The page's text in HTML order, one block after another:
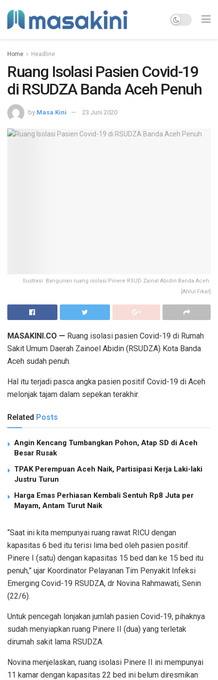
Home Headline
Ruang Isolasi Pasien Covid-19
di RSUDZA Banda Aceh Penuh
by Masa Kini 23 Juni 2020
Ilustrasi: Bangunan ruang isolasi Pinere RSUD Zainal Abidin Banda Aceh.
[Ahlul Fikar]
MASAKINI.CO — Ruang isolasi pasien Covid-19 di Rumah
Sakit Umum Daerah Zainoel Abidin (RSUDZA) Kota Banda
Aceh sudah penuh.
Hal itu terjadi pasca angka pasien positif Covid-19 di Aceh
melonjak tajam dalam sepekan terakhir.
Related Posts
Angin Kencang Tumbangkan Pohon, Atap SD di Aceh
Besar Rusak
TPAK Perempuan Aceh Naik, Partisipasi Kerja Laki-laki
Justru Turun
Harga Emas Perhiasan Kembali Sentuh Rp8 Juta per
Mayam, Antam Turut Naik
“Saat ini kita mempunyai ruang rawat RICU dengan
kapasitas 6 bed itu terisi lima bed oleh pasien positif.
Pinere I (satu) dengan kapasitas 15 bed dan ke 15 bed itu
penuh,” ujar Koordinator Pelayanan Tim Penyakit Infeksi
Emerging Covid-19 RSUDZA, dr Novina Rahmawati, Senin
(22/6).
Untuk pencegah lonjakan jumlah pasien Covid-19, pihaknya
sudah menyiapkan ruang Pinere II (dua) yang terletak
dirumah sakit lama RSUDZA.
Novina menjelaskan, ruang isolasi Pinere II ini mempunyai
11 kamar dengan kapasitas 22 bed ini belum diresmikan